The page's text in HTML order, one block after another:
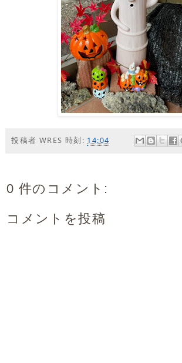
投稿者 WRES 時刻: 14:04
0 件のコメント:
コメントを投稿